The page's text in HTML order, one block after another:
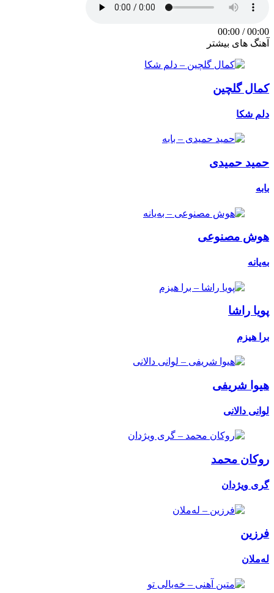
00:00
/
00:00
آهنگ های بیشتر
کمال گلچین
دلم شکا
حمید حمیدی
بابه
هوش مصنوعی
بەیانە
پویا راشا
برا هیزم
هیوا شریفی
لوانی دالانی
روکان محمد
گری ویژدان
فرزین
لەملان